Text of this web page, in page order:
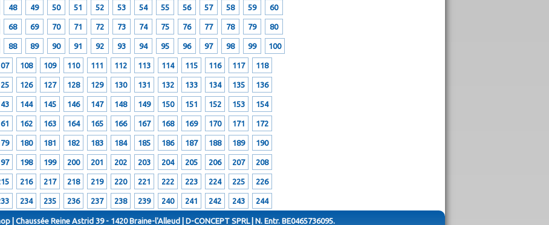
48 49 50 51 52 53 54 55 56 57 58 59 60
68 69 70 71 72 73 74 75 76 77 78 79 80
88 89 90 91 92 93 94 95 96 97 98 99 100
108 109 110 111 112 113 114 115 116 117 118
126 127 128 129 130 131 132 133 134 135 136
144 145 146 147 148 149 150 151 152 153 154
162 163 164 165 166 167 168 169 170 171 172
180 181 182 183 184 185 186 187 188 189 190
198 199 200 201 202 203 204 205 206 207 208
216 217 218 219 220 221 222 223 224 225 226
234 235 236 237 238 239 240 241 242 243 244
| Chaussée Reine Astrid 39 - 1420 Braine-l'Alleud | D-CONCEPT SPRL | N. Entr. BE0465736095.